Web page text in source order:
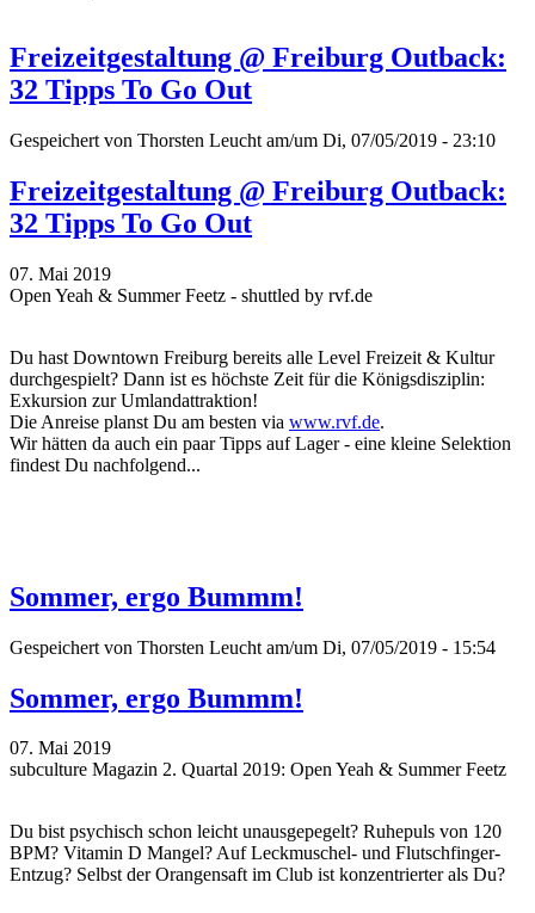
Freizeitgestaltung @ Freiburg Outback:
32 Tipps To Go Out
Gespeichert von Thorsten Leucht am/um Di, 07/05/2019 - 23:10
Freizeitgestaltung @ Freiburg Outback:
32 Tipps To Go Out
07. Mai 2019
Open Yeah & Summer Feetz - shuttled by rvf.de
Du hast Downtown Freiburg bereits alle Level Freizeit & Kultur
durchgespielt? Dann ist es höchste Zeit für die Königsdisziplin:
Exkursion zur Umlandattraktion!
Die Anreise planst Du am besten via www.rvf.de.
Wir hätten da auch ein paar Tipps auf Lager - eine kleine Selektion
findest Du nachfolgend...
Sommer, ergo Bummm!
Gespeichert von Thorsten Leucht am/um Di, 07/05/2019 - 15:54
Sommer, ergo Bummm!
07. Mai 2019
subculture Magazin 2. Quartal 2019: Open Yeah & Summer Feetz
Du bist psychisch schon leicht unausgepegelt? Ruhepuls von 120
BPM? Vitamin D Mangel? Auf Leckmuschel- und Flutschfinger-
Entzug? Selbst der Orangensaft im Club ist konzentrierter als Du?